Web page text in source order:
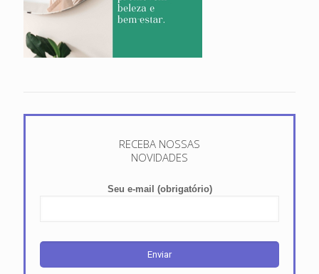
RECEBA NOSSAS
NOVIDADES
Seu e-mail (obrigatório)